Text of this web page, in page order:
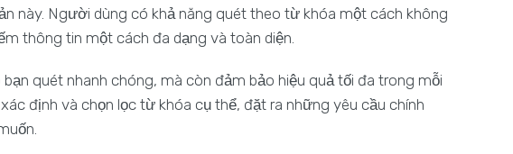
này. Người dùng có khả năng quét theo từ khóa một cách không
thông tin một cách đa dạng và toàn diện.
bạn quét nhanh chóng, mà còn đảm bảo hiệu quả tối đa trong mỗi
định và chọn lọc từ khóa cụ thể, đặt ra những yêu cầu chính